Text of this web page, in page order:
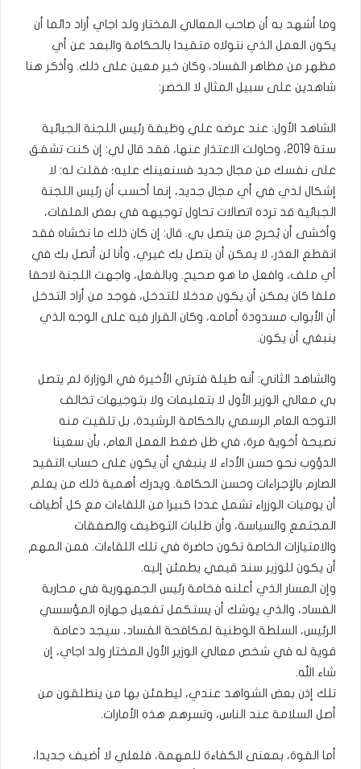
وما أشهد به أن صاحب المعالي المختار ولد اجاي أراد دائما أن
يكون العمل الذي نتولاه متقيدا بالحكامة والبعد عن أي
مظهر من مظاهر الفساد، وكان خير معين على ذلك. وأذكر هنا
شاهدين على سبيل المثال لا الحصر:
الشاهد الأول: عند عرضه علي وظيفة رئيس اللجنة الجبائية
سنة 2019، وحاولت الاعتذار عنها، فقد قال لي: إن كنت تشفق
على نفسك من مجال جديد فسنعينك عليه؛ فقلت له: لا
إشكال لدي في أي مجال جديد، إنما أحسب أن رئيس اللجنة
الجبائية قد ترده اتصالات تحاول توجيهه في بعض الملفات،
وأخشى أن يُحرج من يتصل بي. قال: إن كان ذلك ما تخشاه فقد
انقطع العذر، لا يمكن أن يتصل بك غيري، وأنا لن أتصل بك في
أي ملف، وافعل ما هو صحيح. وبالفعل، واجهت اللجنة لاحقا
ملفا كان يمكن أن يكون مدخلا للتدخل، فوجد من أراد التدخل
أن الأبواب مسدودة أمامه، وكان القرار فيه على الوجه الذي
ينبغي أن يكون.
والشاهد الثاني: أنه طيلة فترتي الأخيرة في الوزارة لم يتصل
بي معالي الوزير الأول لا بتعليمات ولا بتوجيهات تخالف
التوجه العام الرسمي بالحكامة الرشيدة، بل تلقيت منه
نصيحة أخوية مرة، في ظل ضغط العمل العام، بأن سعينا
الدؤوب نحو حسن الأداء لا ينبغي أن يكون على حساب التقيد
الصارم بالإجراءات وحسن الحكامة. ويدرك أهمية ذلك من يعلم
أن يوميات الوزراء تشمل عددا كبيرا من اللقاءات مع كل أطياف
المجتمع والسياسة، وأن طلبات التوظيف والصفقات
والامتيازات الخاصة تكون حاضرة في تلك اللقاءات. فمن المهم
أن يكون للوزير سند قيمي يطمئن إليه.
وإن المسار الذي أعلنه فخامة رئيس الجمهورية في محاربة
الفساد، والذي يوشك أن يستكمل تفعيل جهازه المؤسسي
الرئيس، السلطة الوطنية لمكافحة الفساد، سيجد دعامة
قوية له في شخص معالي الوزير الأول المختار ولد اجاي، إن
شاء الله.
تلك إذن بعض الشواهد عندي، ليطمئن بها من ينطلقون من
أصل السلامة عند الناس، وتسرهم هذه الأمارات.
أما القوة، بمعنى الكفاءة للمهمة، فلعلي لا أضيف جديدا،